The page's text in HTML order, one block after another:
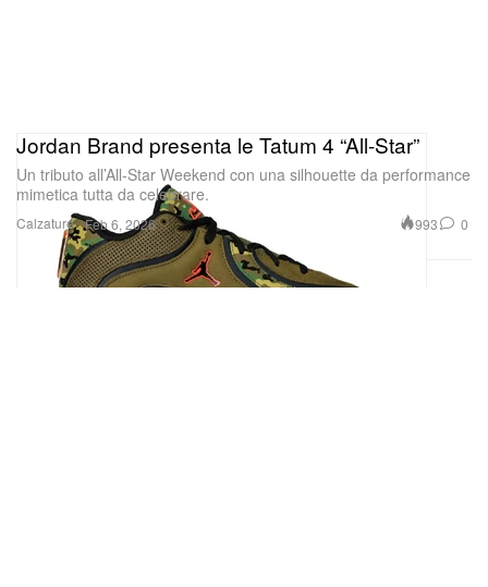
Calzature
Jordan Brand presenta le Tatum 4 “All-Star”
Un tributo all’All-Star Weekend con una silhouette da performance
mimetica tutta da celebrare.
Feb 6, 2026 993 0